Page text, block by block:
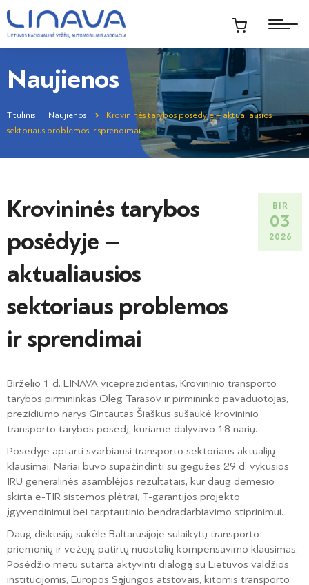
Naujienos
Titulinis Naujienos
Krovininės tarybos posėdyje – aktualiausios
sektoriaus problemos ir sprendimai
Krovininės tarybos
posėdyje –
aktualiausios
sektoriaus problemos
ir sprendimai
BIR
03
2026
Birželio 1 d. LINAVA viceprezidentas, Krovininio transporto
tarybos pirmininkas Oleg Tarasov ir pirmininko pavaduotojas,
prezidiumo narys Gintautas Šiaškus sušaukė krovininio
transporto tarybos posėdį, kuriame dalyvavo 18 narių.
Posėdyje aptarti svarbiausi transporto sektoriaus aktualijų
klausimai. Nariai buvo supažindinti su gegužės 29 d. vykusios
IRU generalinės asamblėjos rezultatais, kur daug dėmesio
skirta e-TIR sistemos plėtrai, T-garantijos projekto
įgyvendinimui bei tarptautinio bendradarbiavimo stiprinimui.
Daug diskusijų sukėlė Baltarusijoje sulaikytų transporto
priemonių ir vežėjų patirtų nuostolių kompensavimo klausimas.
Posėdžio metu sutarta aktyvinti dialogą su Lietuvos valdžios
institucijomis, Europos Sąjungos atstovais, kitomis transporto